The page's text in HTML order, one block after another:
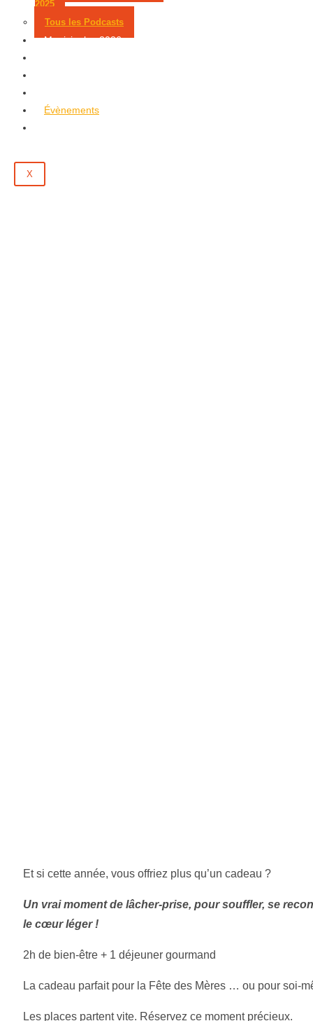
2025
Tous les Podcasts
Municipales 2026
Évènements
X
Et si cette année, vous offriez plus qu’un cadeau ?
Un vrai moment de lâcher-prise, pour souffler, se
le cœur léger !
2h de bien-être + 1 déjeuner gourmand
La cadeau parfait pour la Fête des Mères … ou pour soi-
Les places partent vite. Réservez ce moment précieux.